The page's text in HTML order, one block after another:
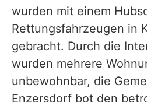
wurden mit einem
Rettungsfahrzeugen in
gebracht. Durch die
wurden mehrere
unbewohnbar, die
Enzersdorf bot den